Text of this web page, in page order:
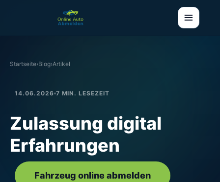
Startseite›Blog›Artikel
14.06.2026 7 MIN. LESEZEIT
Zulassung digital
Erfahrungen
Fahrzeug online abmelden